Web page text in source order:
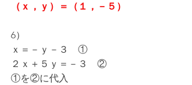
（ｘ，ｙ）＝（１，－５）
6）
ｘ＝－ｙ－３　①
２ｘ＋５ｙ＝－３　②
①を②に代入